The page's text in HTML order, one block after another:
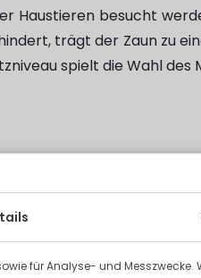
Haustieren besucht
trägt der Zaun zu
spielt die Wahl des
im Alltag zu
echte Trennung von
für Analyse- und Messzwecke.